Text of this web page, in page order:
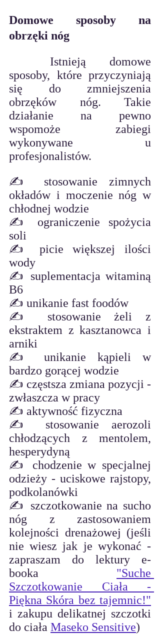
Domowe sposoby na
obrzęki nóg
sposoby, które przyczyniają
się do zmniejszenia
obrzęków nóg. Takie
działanie na pewno
wspomoże zabiegi
wykonywane u
profesjonalistów.
✍️ stosowanie zimnych
okładów i moczenie nóg w
chłodnej wodzie
✍️ ograniczenie spożycia
soli
✍️ picie większej ilości
wody
✍️ suplementacja witaminą
B6
✍️ unikanie fast foodów
✍️ stosowanie żeli z
ekstraktem z kasztanowca i
arniki
✍️ unikanie kąpieli w
bardzo gorącej wodzie
✍️ częstsza zmiana pozycji -
zwłaszcza w pracy
✍️ aktywność fizyczna
✍️ stosowanie aerozoli
chłodzących z mentolem,
hesperydyną
✍️ chodzenie w specjalnej
odzieży - uciskowe rajstopy,
podkolanówki
✍️ szczotkowanie na sucho
nóg z zastosowaniem
kolejności drenażowej (jeśli
nie wiesz jak je wykonać -
zapraszam do lektury e-
booka "Suche
Szczotkowanie Ciała -
Piękna Skóra bez tajemnic!"
i zakupu delikatnej szczotki
do ciała Maseko Sensitive)